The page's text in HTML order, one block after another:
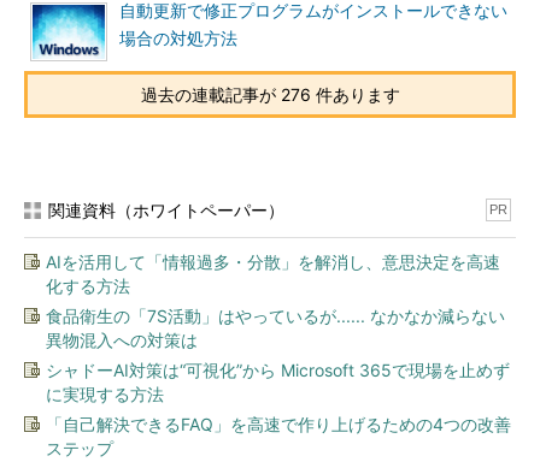
自動更新で修正プログラムがインストールできない
場合の対処方法
過去の連載記事が 276 件あります
関連資料（ホワイトペーパー） PR
AIを活用して「情報過多・分散」を解消し、意思決定を高速
化する方法
食品衛生の「7S活動」はやっているが...... なかなか減らない
異物混入への対策は
シャドーAI対策は“可視化”から Microsoft 365で現場を止めず
に実現する方法
「自己解決できるFAQ」を高速で作り上げるための4つの改善
ステップ